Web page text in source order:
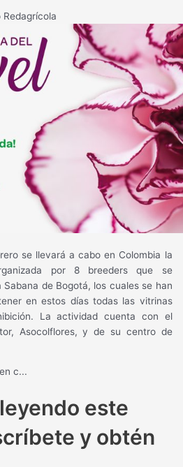
Redagrícola
se llevará a cabo en Colombia la
por 8 breeders que se
de Bogotá, los cuales se han
en estos días todas las vitrinas
La actividad cuenta con el
Asocolflores, y de su centro de
c...
este
y obtén